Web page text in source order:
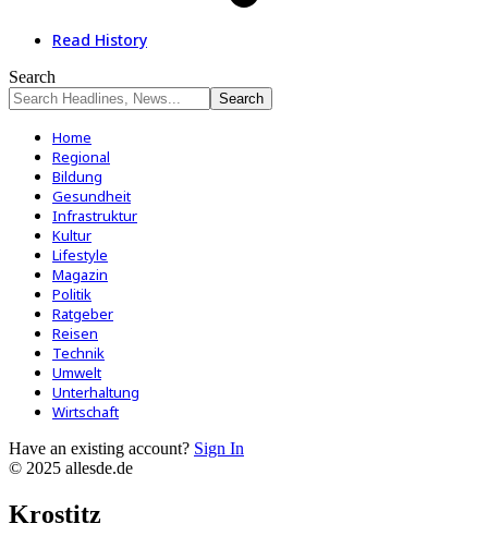
Read History
Search
Home
Regional
Bildung
Gesundheit
Infrastruktur
Kultur
Lifestyle
Magazin
Politik
Ratgeber
Reisen
Technik
Umwelt
Unterhaltung
Wirtschaft
Have an existing account? Sign In
© 2025 allesde.de
Krostitz